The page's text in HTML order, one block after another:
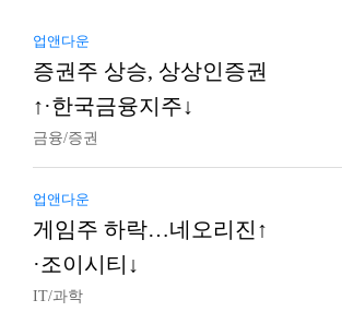
업앤다운
증권주 상승, 상상인증권
↑·한국금융지주↓
금융/증권
업앤다운
게임주 하락…네오리진↑
·조이시티↓
IT/과학